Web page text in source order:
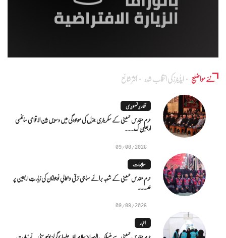
نئے مواضیع ایڈٰیٹرز کی انتخاب شدہ اکثر شائع
تقاریر تصویری
حرم مقدس حسینی کے سکریٹری جنرل کی موجودگی میں دسویں بین الاقوامی سائنسی
اربعین ک...
09/08/2026
متابعات
حرم مقدس حسینی کے شعبہ برائے سماجی ترقی و بحالیِ نوجوانان کی زیارتِ اربعین پر
خد...
09/08/2026
اخبار